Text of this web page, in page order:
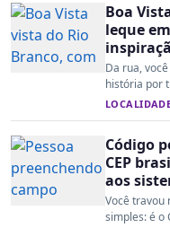
Boa
leque
Da rua,
história por
Código
CEP
aos
Você travou
simples: é o